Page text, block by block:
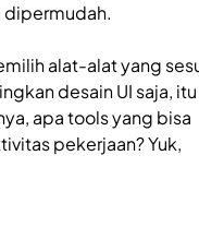
dipermudah.
alat-alat yang
desain UI saja, itu
apa tools yang bisa
pekerjaan? Yuk,